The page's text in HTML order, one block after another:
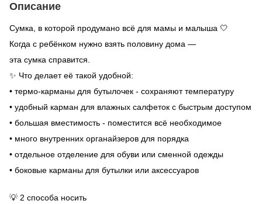
Описание
Сумка, в которой продумано всё для мамы и малыша 🤍
Когда с ребёнком нужно взять половину дома —
эта сумка справится.
✨ Что делает её такой удобной:
• термо-карманы для бутылочек - сохраняют температуру
• удобный карман для влажных салфеток с быстрым доступом
• большая вместимость - поместится всё необходимое
• много внутренних органайзеров для порядка
• отдельное отделение для обуви или сменной одежды
• боковые карманы для бутылки или аксессуаров
💡 2 способа носить